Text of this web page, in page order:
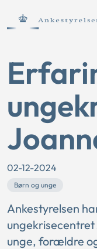
02-12-2024
Børn og unge
Ankestyrelsen
unge, forældre